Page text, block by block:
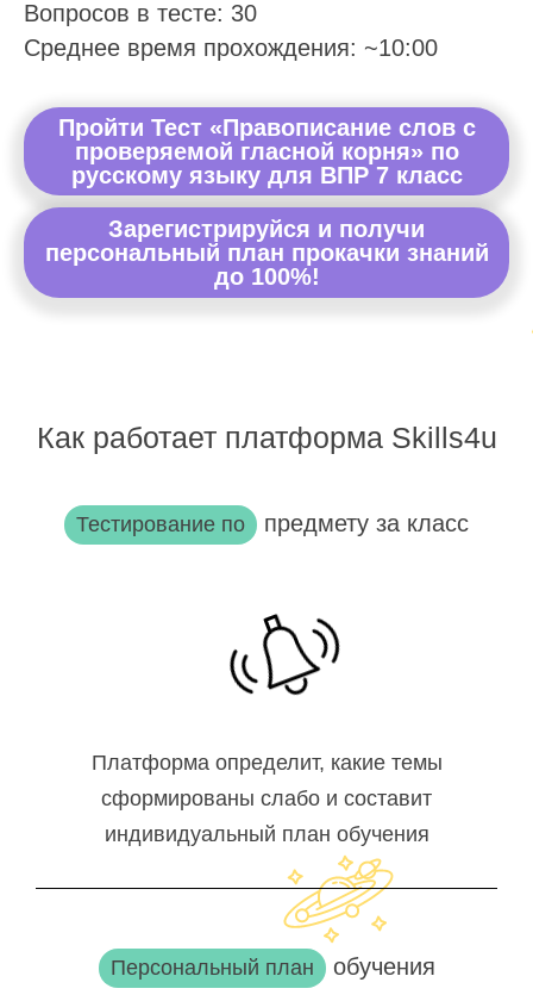
Вопросов в тесте: 30
Среднее время прохождения: ~10:00
Пройти Тест «Правописание слов с
проверяемой гласной корня» по
русскому языку для ВПР 7 класс
Зарегистрируйся и получи
персональный план прокачки знаний
до 100%!
Как работает платформа Skills4u
Тестирование по предмету за класс
Платформа определит, какие темы
сформированы слабо и составит
индивидуальный план обучения
Персональный план обучения